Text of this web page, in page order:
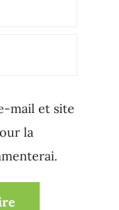
mail et site
la